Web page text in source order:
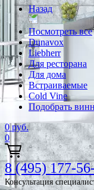
Назад
Посмотреть все
Dunavox
Liebherr
Для ресторана
Для дома
Встраиваемые
Cold Vine
Подобрать
0 руб.
0
8 (495) 177-
Консультация